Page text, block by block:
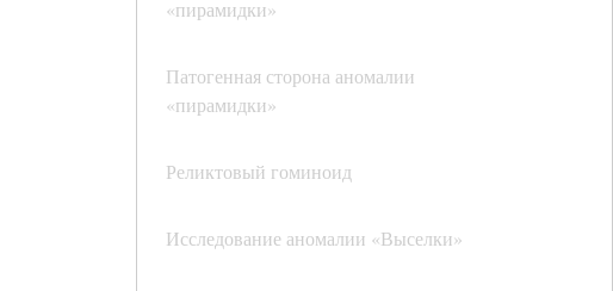
«пирамидки»
Патогенная сторона аномалии
«пирамидки»
Реликтовый гоминоид
Исследование аномалии «Выселки»